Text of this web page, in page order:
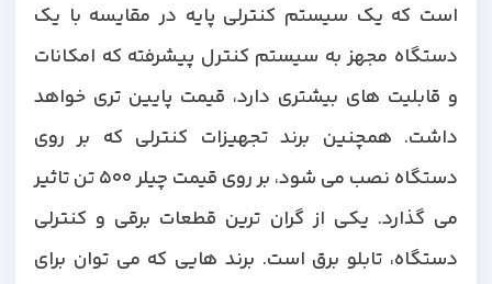
است که یک سیستم کنترلی پایه در مقایسه با یک
دستگاه مجهز به سیستم کنترل پیشرفته که امکانات
و قابلیت های بیشتری دارد، قیمت پایین تری خواهد
داشت. همچنین برند تجهیزات کنترلی که بر روی
دستگاه نصب می شود، بر روی قیمت چیلر 500 تن تاثیر
می گذارد. یکی از گران ترین قطعات برقی و کنترلی
دستگاه، تابلو برق است. برند هایی که می توان برای